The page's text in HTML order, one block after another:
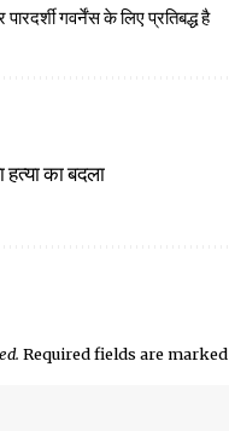
गवर्नेंस के लिए प्रतिबद्ध है
हत्या का बदला
Required fields are marked